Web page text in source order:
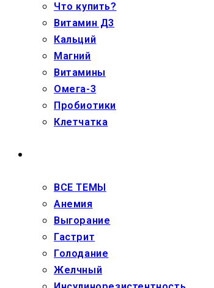
Что купить?
Витамин Д3
Кальций
Магний
Витамины
Омега-3
Пробиотики
Клетчатка
ВСЕ ТЕМЫ
Анемия
Выгорание
Гастрит
Голодание
Желчный